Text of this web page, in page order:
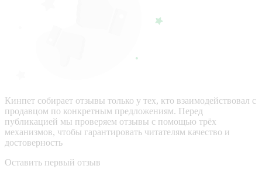
Кинпет собирает отзывы только у тех, кто взаимодействовал с
продавцом по конкретным предложениям. Перед
публикацией мы проверяем отзывы с помощью трёх
механизмов, чтобы гарантировать читателям качество и
достоверность
Оставить первый отзыв